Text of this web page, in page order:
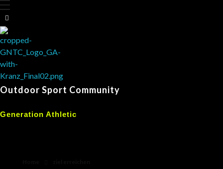
Outdoor Sport Community
Generation Athletic